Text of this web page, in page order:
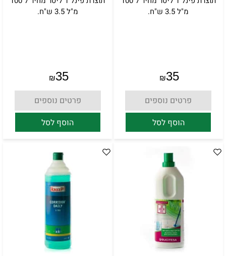
מ"ל 3.5 ש"ח.
₪35
פרטים נוספים
הוסף לסל
מ"ל 3.5 ש"ח.
₪35
פרטים נוספים
הוסף לסל